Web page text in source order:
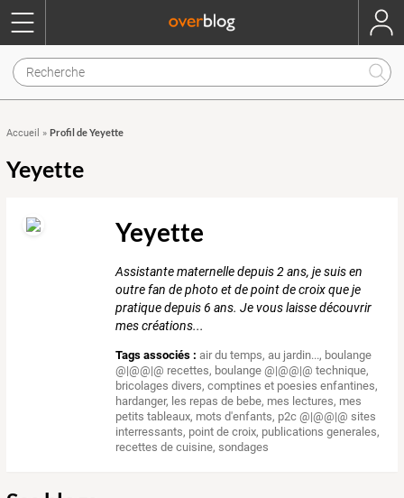
Accueil » Profil de Yeyette
Yeyette
Yeyette
Assistante maternelle depuis 2 ans, je suis en
outre fan de photo et de point de croix que je
pratique depuis 6 ans. Je vous laisse découvrir
mes créations...
Tags associés : air du temps,au jardin..., boulange
@|@@|@ recettes, boulange @|@@|@ technique,
bricolages divers,comptines et poesies enfantines,
hardanger, les repas de bebe, mes lectures, mes
petits tableaux, mots d'enfants, p2c @|@@|@ sites
interressants, point de croix, publications generales,
recettes de cuisine,sondages